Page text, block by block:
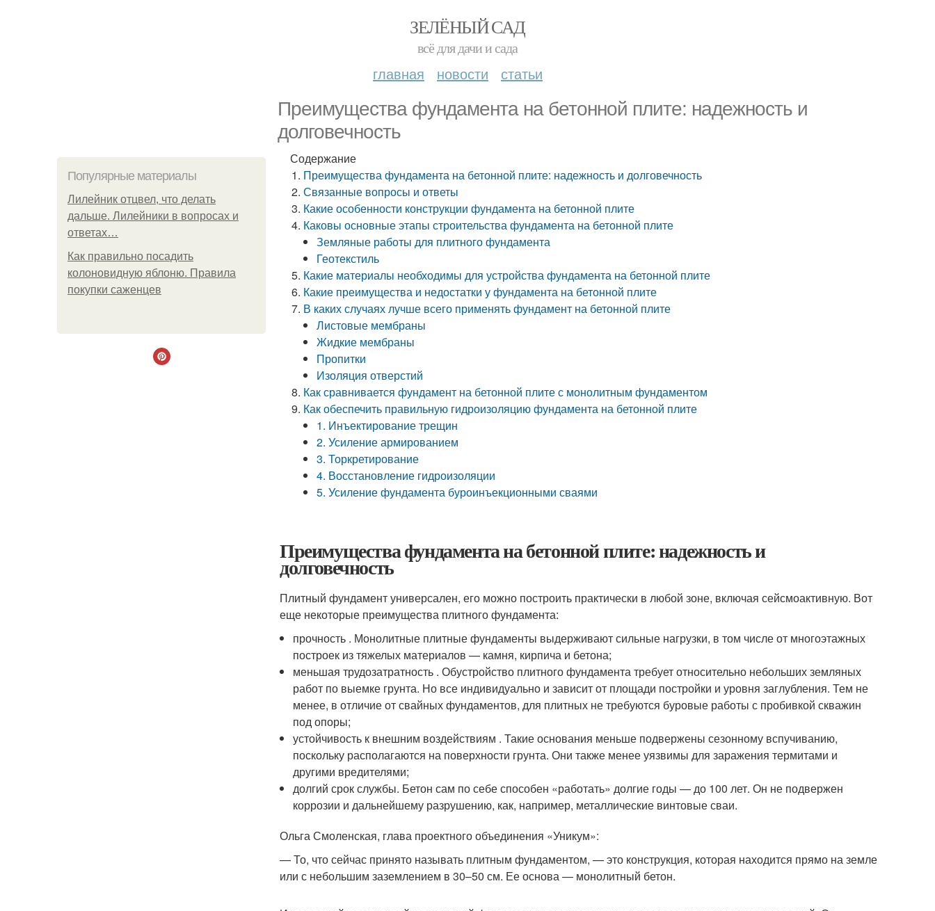
ЗЕЛЁНЫЙ САД
всё для дачи и сада
главная новости статьи
Преимущества фундамента на бетонной плите: надежность и
долговечность
Популярные материалы
Лилейник отцвел, что делать
дальше. Лилейники в вопросах и
ответах…
Как правильно посадить
колоновидную яблоню. Правила
покупки саженцев
Содержание
Преимущества фундамента на бетонной плите: надежность и долговечность
Связанные вопросы и ответы
Какие особенности конструкции фундамента на бетонной плите
Каковы основные этапы строительства фундамента на бетонной плите
Земляные работы для плитного фундамента
Геотекстиль
Какие материалы необходимы для устройства фундамента на бетонной плите
Какие преимущества и недостатки у фундамента на бетонной плите
В каких случаях лучше всего применять фундамент на бетонной плите
Листовые мембраны
Жидкие мембраны
Пропитки
Изоляция отверстий
Как сравнивается фундамент на бетонной плите с монолитным фундаментом
Как обеспечить правильную гидроизоляцию фундамента на бетонной плите
1. Инъектирование трещин
2. Усиление армированием
3. Торкретирование
4. Восстановление гидроизоляции
5. Усиление фундамента буроинъекционными сваями
Преимущества фундамента на бетонной плите: надежность и
долговечность
Плитный фундамент универсален, его можно построить практически в любой зоне, включая сейсмоактивную. Вот
еще некоторые преимущества плитного фундамента:
прочность . Монолитные плитные фундаменты выдерживают сильные нагрузки, в том числе от многоэтажных
построек из тяжелых материалов — камня, кирпича и бетона;
меньшая трудозатратность . Обустройство плитного фундамента требует относительно небольших земляных
работ по выемке грунта. Но все индивидуально и зависит от площади постройки и уровня заглубления. Тем не
менее, в отличие от свайных фундаментов, для плитных не требуются буровые работы с пробивкой скважин
под опоры;
устойчивость к внешним воздействиям . Такие основания меньше подвержены сезонному вспучиванию,
поскольку располагаются на поверхности грунта. Они также менее уязвимы для заражения термитами и
другими вредителями;
долгий срок службы. Бетон сам по себе способен «работать» долгие годы — до 100 лет. Он не подвержен
коррозии и дальнейшему разрушению, как, например, металлические винтовые сваи.
Ольга Смоленская, глава проектного объединения «Уникум»:
— То, что сейчас принято называть плитным фундаментом, — это конструкция, которая находится прямо на земле
или с небольшим заземлением в 30–50 см. Ее основа — монолитный бетон.